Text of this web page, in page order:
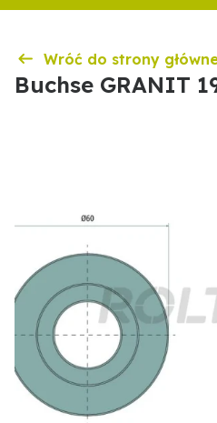
Wróć do strony
Buchse GRANIT